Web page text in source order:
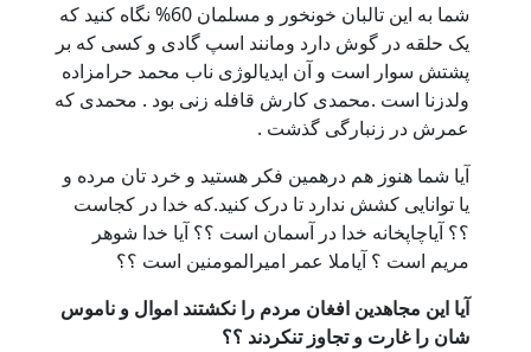
شما به این تالبان خونخور و مسلمان 60% نگاه کنید که
یک حلقه در گوش دارد ومانند اسپ گادی و کسی که بر
پشتش سوار است و آن ایدیالوژی ناب محمد حرامزاده
ولدزنا است .محمدی کارش قافله زنی بود . محمدی که
عمرش در زنبارگی گذشت .
آیا شما هنوز هم درهمین فکر هستید و خرد تان مرده و
یا توانایی کشش ندارد تا درک کنید.که خدا در کجاست
؟؟ آیاچاپخانه خدا در آسمان است ؟؟ آیا خدا شوهر
مریم است ؟ آیاملا عمر امیرالمومنین است ؟؟
آیا این مجاهدین افغان مردم را نکشتند اموال و ناموس
شان را غارت و تجاوز تنکردند ؟؟